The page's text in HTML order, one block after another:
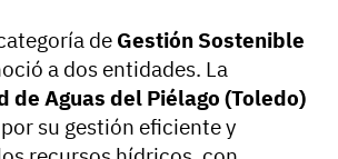
de Gestión Sostenible
a dos entidades. La
de Aguas del Piélago (Toledo)
su gestión eficiente y